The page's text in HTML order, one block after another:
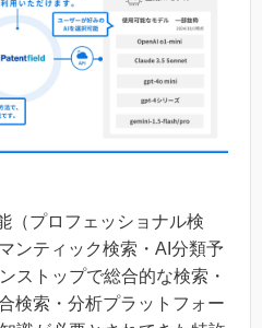
（プロフェッショナル検
ンティック検索・AI分類予
ストップで総合的な検索・
検索・分析プラットフォー